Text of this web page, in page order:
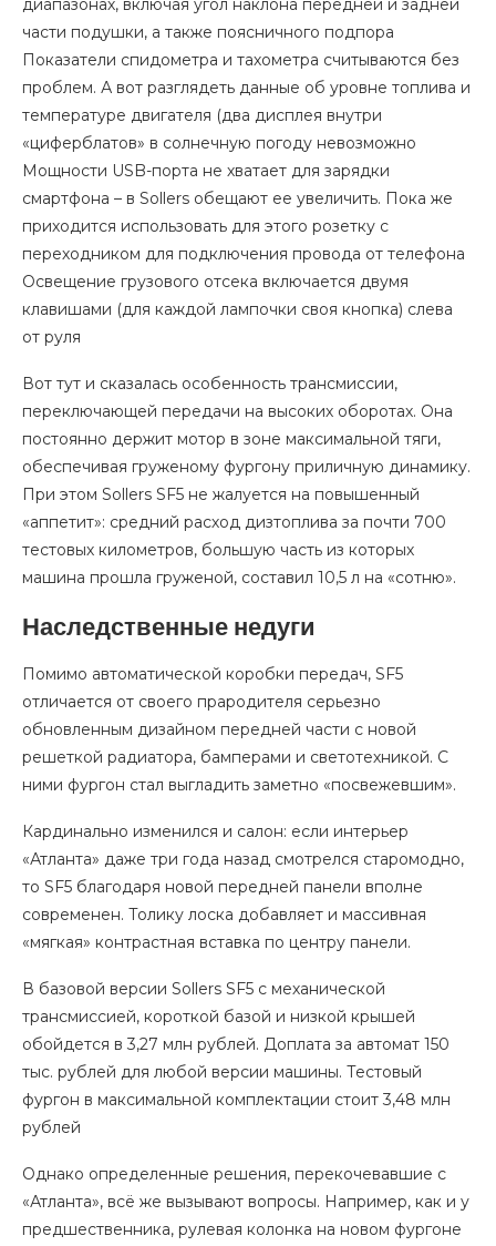
диапазонах, включая угол наклона передней и задней
части подушки, а также поясничного подпора
Показатели спидометра и тахометра считываются без
проблем. А вот разглядеть данные об уровне топлива и
температуре двигателя (два дисплея внутри
«циферблатов» в солнечную погоду невозможно
Мощности USB-порта не хватает для зарядки
смартфона – в Sollers обещают ее увеличить. Пока же
приходится использовать для этого розетку с
переходником для подключения провода от телефона
Освещение грузового отсека включается двумя
клавишами (для каждой лампочки своя кнопка) слева
от руля
Вот тут и сказалась особенность трансмиссии,
переключающей передачи на высоких оборотах. Она
постоянно держит мотор в зоне максимальной тяги,
обеспечивая груженому фургону приличную динамику.
При этом Sollers SF5 не жалуется на повышенный
«аппетит»: средний расход дизтоплива за почти 700
тестовых километров, большую часть из которых
машина прошла груженой, составил 10,5 л на «сотню».
Наследственные недуги
Помимо автоматической коробки передач, SF5
отличается от своего прародителя серьезно
обновленным дизайном передней части с новой
решеткой радиатора, бамперами и светотехникой. С
ними фургон стал выгладить заметно «посвежевшим».
Кардинально изменился и салон: если интерьер
«Атланта» даже три года назад смотрелся старомодно,
то SF5 благодаря новой передней панели вполне
современен. Толику лоска добавляет и массивная
«мягкая» контрастная вставка по центру панели.
В базовой версии Sollers SF5 с механической
трансмиссией, короткой базой и низкой крышей
обойдется в 3,27 млн рублей. Доплата за автомат 150
тыс. рублей для любой версии машины. Тестовый
фургон в максимальной комплектации стоит 3,48 млн
рублей
Однако определенные решения, перекочевавшие с
«Атланта», всё же вызывают вопросы. Например, как и у
предшественника, рулевая колонка на новом фургоне